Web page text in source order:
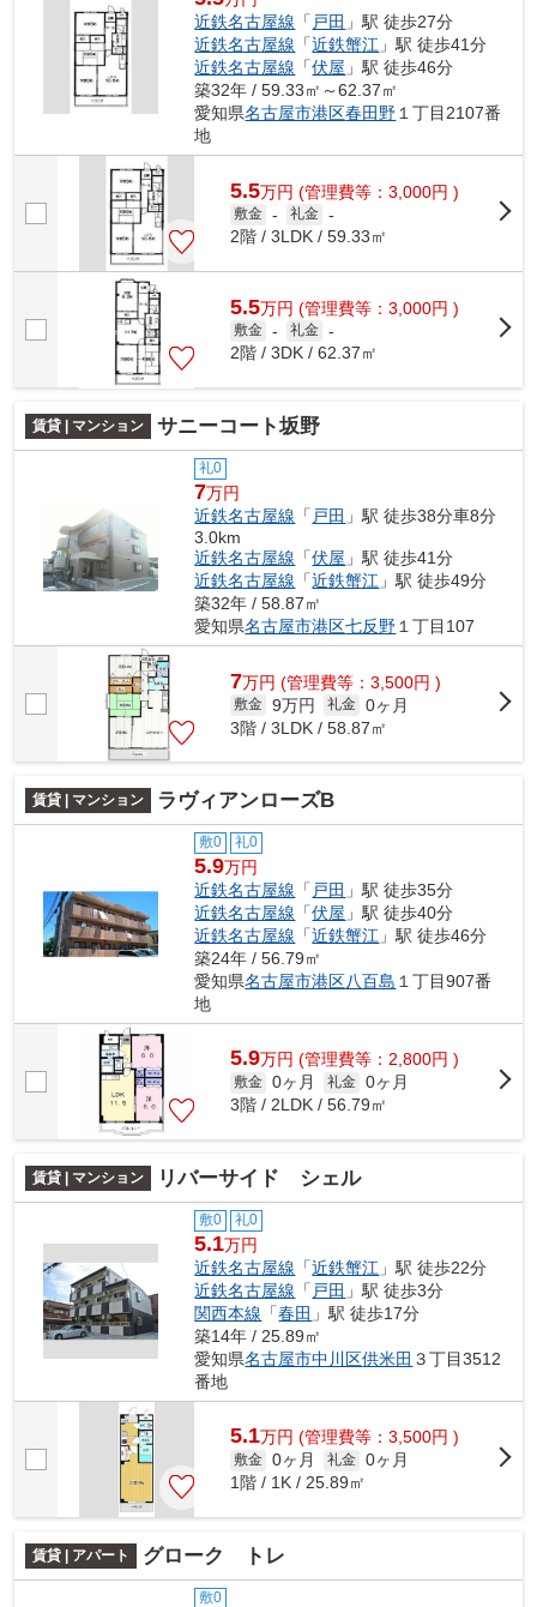
近鉄名古屋線 「 戸田 」駅 徒歩27分
近鉄名古屋線 「近鉄蟹江 」駅 徒歩41分
近鉄名古屋線 「伏屋 」駅 徒歩46分
築32年 / 59.33㎡～62.37㎡
愛知県名古屋市港区春田野１丁目2107番
地
5.5万円 (管理費等：3,000円 )
敷金 - 礼金 -
2階 / 3LDK / 59.33㎡
5.5万円 (管理費等：3,000円 )
敷金 - 礼金 -
2階 / 3DK / 62.37㎡
賃貸 | マンション サニーコート坂野
礼0
7万円
近鉄名古屋線 「 戸田 」駅 徒歩38分車8分
3.0km
近鉄名古屋線 「伏屋 」駅 徒歩41分
近鉄名古屋線 「近鉄蟹江 」駅 徒歩49分
築32年 / 58.87㎡
愛知県名古屋市港区七反野 １丁目107
7万円 (管理費等：3,500円 )
敷金 9万円 礼金 0ヶ月
3階 / 3LDK / 58.87㎡
賃貸 | マンション ラヴィアンローズB
敷0 礼0
5.9万円
近鉄名古屋線 「 戸田 」駅 徒歩35分
近鉄名古屋線 「伏屋 」駅 徒歩40分
近鉄名古屋線 「近鉄蟹江 」駅 徒歩46分
築24年 / 56.79㎡
愛知県名古屋市港区八百島 １丁目907番
地
5.9万円 (管理費等：2,800円 )
敷金 0ヶ月 礼金 0ヶ月
3階 / 2LDK / 56.79㎡
賃貸 | マンション リバーサイド シェル
敷0 礼0
5.1万円
近鉄名古屋線 「近鉄蟹江 」駅 徒歩22分
近鉄名古屋線 「 戸田 」駅 徒歩3分
関西本線 「春田 」駅 徒歩17分
築14年 / 25.89㎡
愛知県名古屋市中川区供米田 ３丁目3512
番地
5.1万円 (管理費等：3,500円 )
敷金 0ヶ月 礼金 0ヶ月
1階 / 1K / 25.89㎡
賃貸 | アパート グローク トレ
敷0